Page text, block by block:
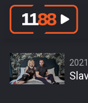
Magone